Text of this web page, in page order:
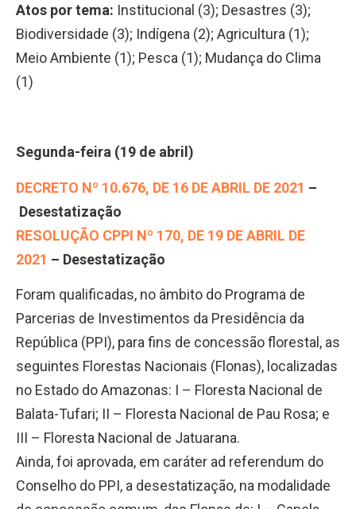
Atos por tema: Institucional (3); Desastres (3);
Biodiversidade (3); Indígena (2); Agricultura (1);
Meio Ambiente (1); Pesca (1); Mudança do Clima
(1)
Segunda-feira (19 de abril)
DECRETO Nº 10.676, DE 16 DE ABRIL DE 2021 –
Desestatização
RESOLUÇÃO CPPI Nº 170, DE 19 DE ABRIL DE
2021 – Desestatização
Foram qualificadas, no âmbito do Programa de
Parcerias de Investimentos da Presidência da
República (PPI), para fins de concessão florestal, as
seguintes Florestas Nacionais (Flonas), localizadas
no Estado do Amazonas: I – Floresta Nacional de
Balata-Tufari; II – Floresta Nacional de Pau Rosa; e
III – Floresta Nacional de Jatuarana.
Ainda, foi aprovada, em caráter ad referendum do
Conselho do PPI, a desestatização, na modalidade